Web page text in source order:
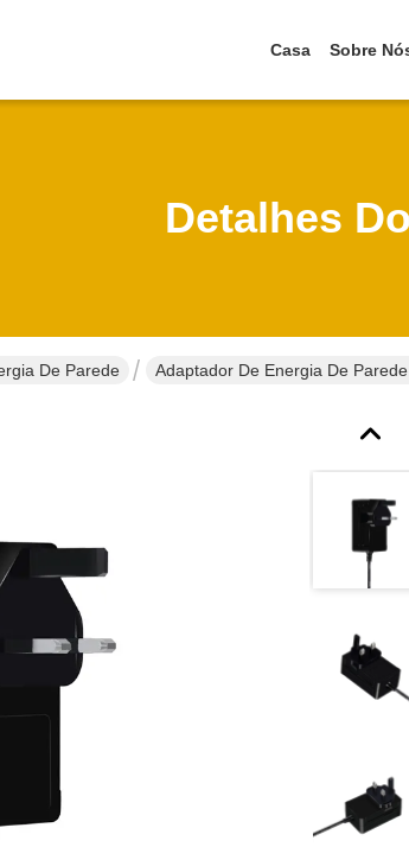
Casa Sobre
Detalhes
De Parede Adaptador De Energia De